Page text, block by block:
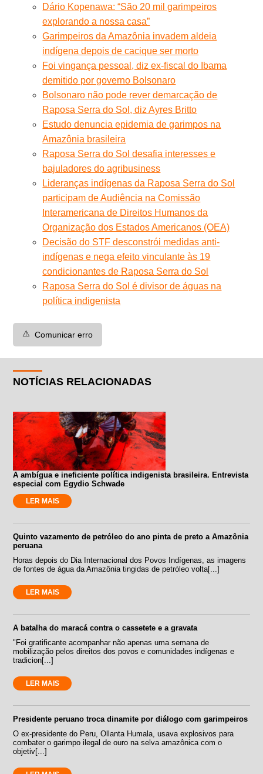
Dário Kopenawa: “São 20 mil garimpeiros
explorando a nossa casa”
Garimpeiros da Amazônia invadem aldeia
indígena depois de cacique ser morto
Foi vingança pessoal, diz ex-fiscal do Ibama
demitido por governo Bolsonaro
Bolsonaro não pode rever demarcação de
Raposa Serra do Sol, diz Ayres Britto
Estudo denuncia epidemia de garimpos na
Amazônia brasileira
Raposa Serra do Sol desafia interesses e
bajuladores do agribusiness
Lideranças indígenas da Raposa Serra do Sol
participam de Audiência na Comissão
Interamericana de Direitos Humanos da
Organização dos Estados Americanos (OEA)
Decisão do STF desconstrói medidas anti-
indígenas e nega efeito vinculante às 19
condicionantes de Raposa Serra do Sol
Raposa Serra do Sol é divisor de águas na
política indigenista
⚠️ Comunicar erro
NOTÍCIAS RELACIONADAS
A ambígua e ineficiente política indigenista brasileira. Entrevista
especial com Egydio Schwade
LER MAIS
Quinto vazamento de petróleo do ano pinta de preto a Amazônia
peruana
Horas depois do Dia Internacional dos Povos Indígenas, as imagens
de fontes de água da Amazônia tingidas de petróleo volta[...]
LER MAIS
A batalha do maracá contra o cassetete e a gravata
"Foi gratificante acompanhar não apenas uma semana de
mobilização pelos direitos dos povos e comunidades indígenas e
tradicion[...]
LER MAIS
Presidente peruano troca dinamite por diálogo com garimpeiros
O ex-presidente do Peru, Ollanta Humala, usava explosivos para
combater o garimpo ilegal de ouro na selva amazônica com o
objetiv[...]